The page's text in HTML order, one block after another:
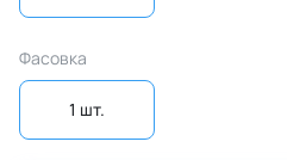
Фасовка
1 шт.